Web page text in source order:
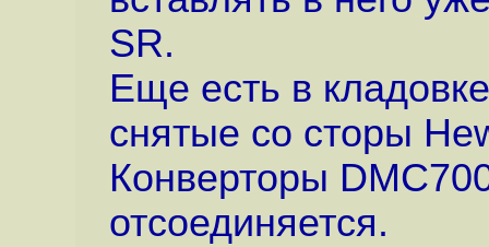
SR.
Еще есть в
снятые со сторы
Конверторы
отсоединяется.